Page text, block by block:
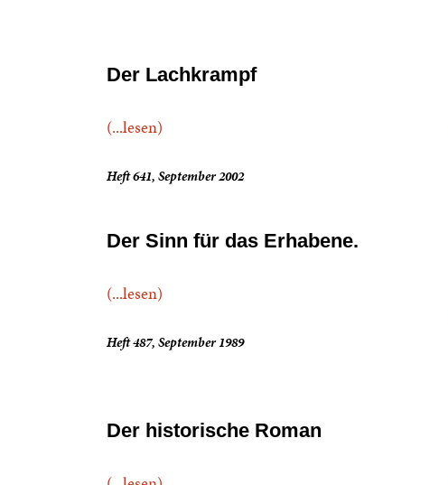
Der Lachkrampf
(...lesen)
Heft 641, September 2002
Der Sinn für das Erhabene.
(...lesen)
Heft 487, September 1989
Der historische Roman